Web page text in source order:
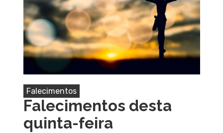
Falecimentos
Falecimentos desta
quinta-feira